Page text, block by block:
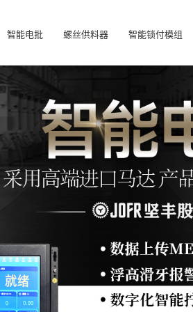
智能电批 螺丝供料器 智能锁付模组